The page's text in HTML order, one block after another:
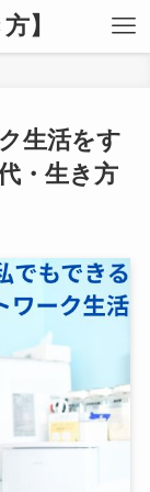
】
生活をす
・生き方